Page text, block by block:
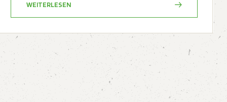
WEITERLESEN